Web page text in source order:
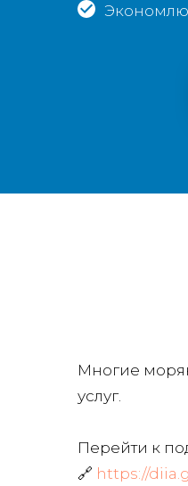
Многие
услуг.
Перейти к
🔗 https://